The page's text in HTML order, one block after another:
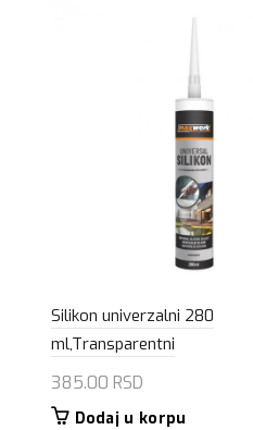
Silikon univerzalni 280
ml,Transparentni
385.00 RSD
Dodaj u korpu